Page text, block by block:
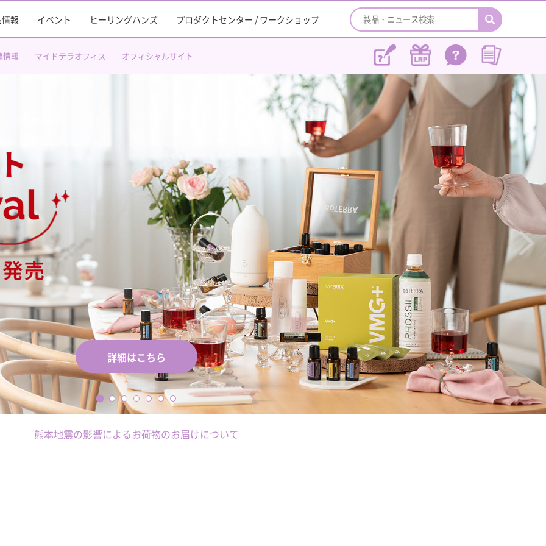
報 イベント ヒーリングハンズ プロダクトセンター / ワークショップ
情報 マイドテラオフィス オフィシャルサイト
詳細はこちら
熊本地震の影響によるお荷物のお届けについて